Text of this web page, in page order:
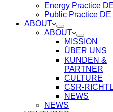
Energy Practice
Public Practice DE
ABOUT
ABOUT
MISSION
ÜBER UNS
KUNDEN &
PARTNER
CULTURE
CSR-
NEWS
NEWS